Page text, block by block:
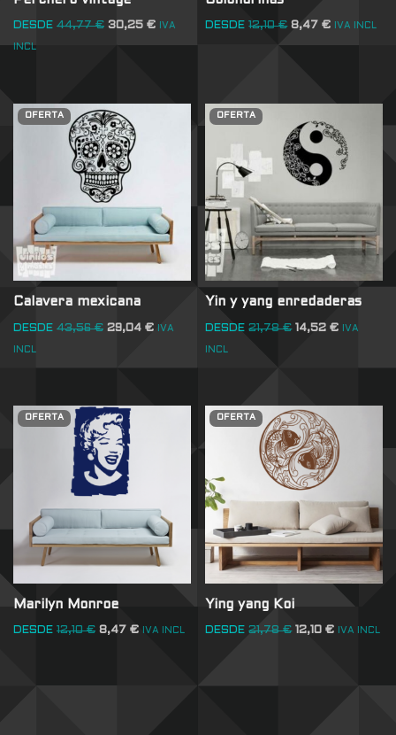
DESDE 44,77€ 30,25 € IVA
INCL
DESDE 12,10€ 8,47€ IVA INCL
OFERTA
Calavera mexicana
DESDE 43,56€ 29,04 € IVA
INCL
OFERTA
Yin y yang enredaderas
DESDE 21,78€ 14,52€ IVA
INCL
OFERTA
Marilyn Monroe
DESDE 12,10€ 8,47 € IVA INCL
OFERTA
Ying yang Koi
DESDE 21,78€ 12,10€ IVA INCL